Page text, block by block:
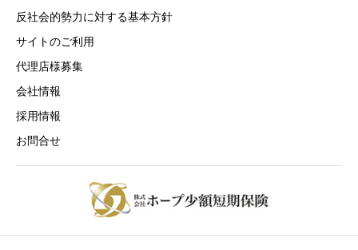
反社会的勢力に対する基本方針
サイトのご利用
代理店様募集
会社情報
採用情報
お問合せ